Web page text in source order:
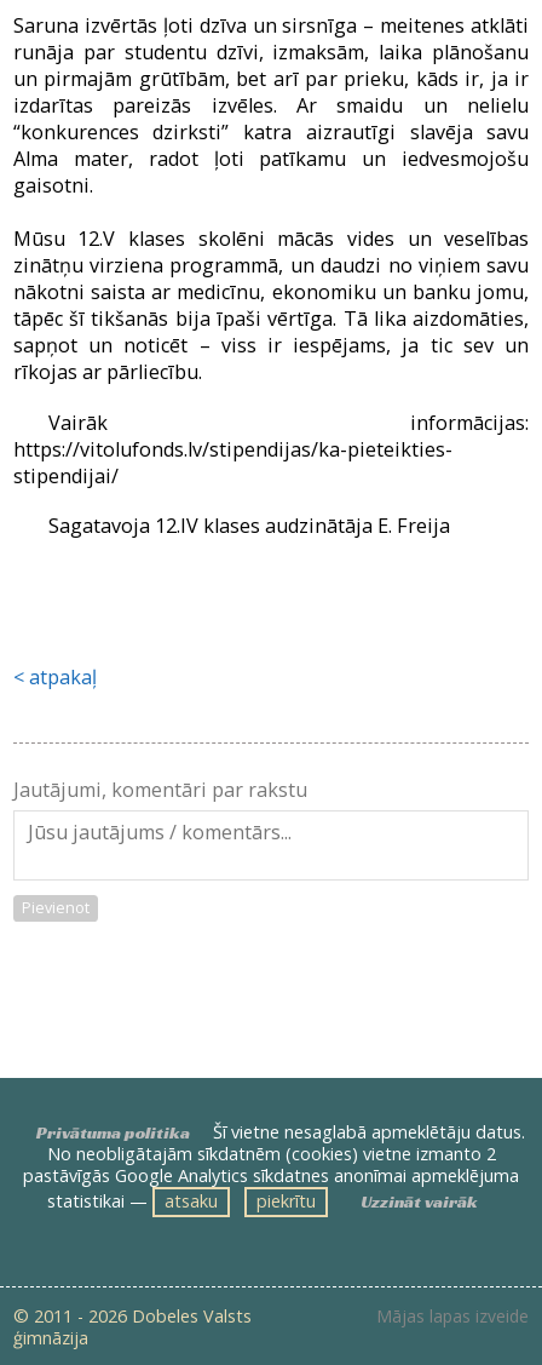
Saruna izvērtās ļoti dzīva un sirsnīga – meitenes atklāti
runāja par studentu dzīvi, izmaksām, laika plānošanu
un pirmajām grūtībām, bet arī par prieku, kāds ir, ja ir
izdarītas pareizās izvēles. Ar smaidu un nelielu
“konkurences dzirksti” katra aizrautīgi slavēja savu
Alma mater, radot ļoti patīkamu un iedvesmojošu
gaisotni.
Mūsu 12.V klases skolēni mācās vides un veselības
zinātņu virziena programmā, un daudzi no viņiem savu
nākotni saista ar medicīnu, ekonomiku un banku jomu,
tāpēc šī tikšanās bija īpaši vērtīga. Tā lika aizdomāties,
sapņot un noticēt – viss ir iespējams, ja tic sev un
rīkojas ar pārliecību.
Vairāk informācijas:
https://vitolufonds.lv/stipendijas/ka-pieteikties-
stipendijai/
Sagatavoja 12.IV klases audzinātāja E. Freija
atpakaļ
Jautājumi, komentāri par rakstu
Pievienot
Privātuma politika
Šī vietne nesaglabā apmeklētāju datus.
No neobligātajām sīkdatnēm (cookies) vietne izmanto 2
pastāvīgās Google Analytics sīkdatnes anonīmai apmeklējuma
statistikai —
atsaku piekrītu Uzzināt vairāk
© 2011 - 2026 Dobeles Valsts
ģimnāzija
Mājas lapas izveide